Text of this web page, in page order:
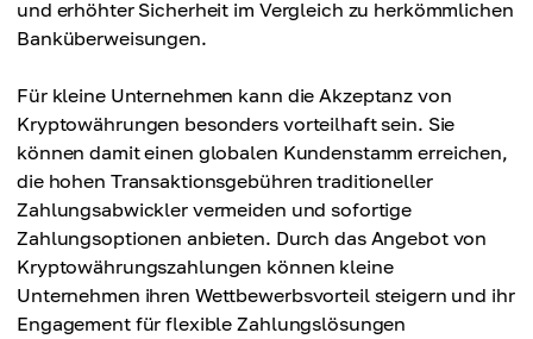
und erhöhter Sicherheit im Vergleich zu herkömmlichen
Banküberweisungen.
Für kleine Unternehmen kann die Akzeptanz von
Kryptowährungen besonders vorteilhaft sein. Sie
können damit einen globalen Kundenstamm erreichen,
die hohen Transaktionsgebühren traditioneller
Zahlungsabwickler vermeiden und sofortige
Zahlungsoptionen anbieten. Durch das Angebot von
Kryptowährungszahlungen können kleine
Unternehmen ihren Wettbewerbsvorteil steigern und ihr
Engagement für flexible Zahlungslösungen